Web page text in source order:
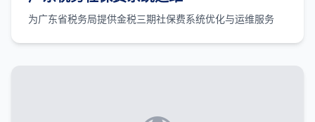
为广东省税务局提供金税三期社保费系统优化与运维服务